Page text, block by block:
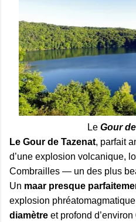
Le Gour
Le Gour de Tazenat, parfait
d’une explosion volcanique,
Combrailles — un des plus
Un maar presque
explosion
diamètre et profond d’environ